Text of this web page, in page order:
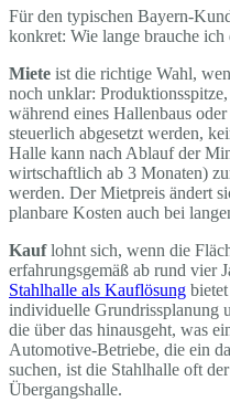
Für den typischen Bayern-
konkret: Wie lange brauche
Miete ist die richtige Wahl,
noch unklar:
während eines Hallenbaus
steuerlich abgesetzt werden,
Halle kann nach Ablauf der
wirtschaftlich ab 3 Monaten)
werden. Der Mietpreis ändert
planbare Kosten auch bei
Kauflohnt sich, wenn die
erfahrungsgemäß ab rund vier
Stahlhalle als Kauflösung
individuelle Grundrissplanung
die über das hinausgeht, was
Automotive-Betriebe, die ein
suchen, ist die Stahlhalle oft
Übergangshalle.